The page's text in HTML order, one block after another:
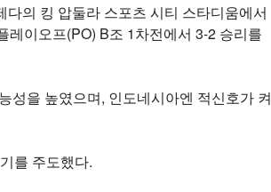
의 킹 압둘라 스포츠 시티 스타디움에서
레이오프(PO) B조 1차전에서 3-2 승리를
성을 높였으며, 인도네시아엔 적신호가 켜
를 주도했다.